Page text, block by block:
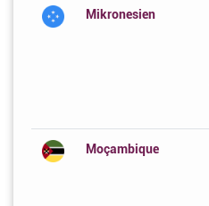
Mikronesien
Moçambique